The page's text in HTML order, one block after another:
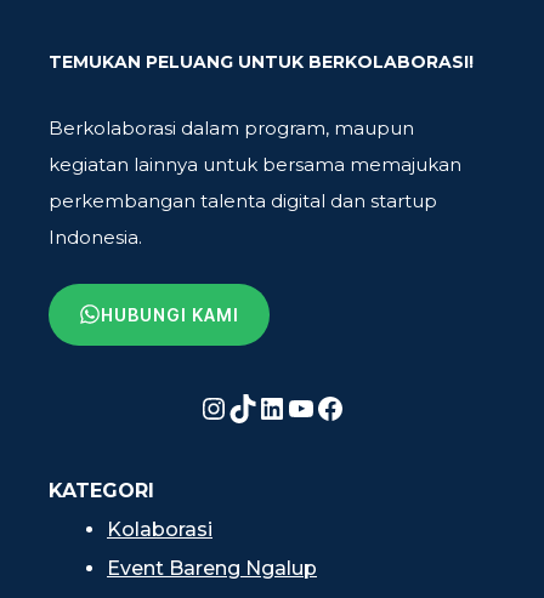
TEMUKAN PELUANG UNTUK BERKOLABORASI!
Berkolaborasi dalam program, maupun
kegiatan lainnya untuk bersama memajukan
perkembangan talenta digital dan startup
Indonesia.
HUBUNGI KAMI
Instagram
TikTok
LinkedIn
YouTube
Facebook
KATEGORI
Kolaborasi
Event Bareng Ngalup